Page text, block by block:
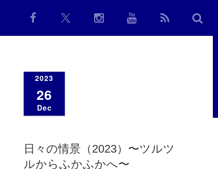
2023
26
Dec
日々の情景（2023）〜ツルツ
ルからふかふかへ〜